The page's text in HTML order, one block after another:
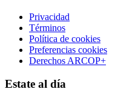
Privacidad
Términos
Política de cookies
Preferencias cookies
Derechos ARCOP+
Estate al día